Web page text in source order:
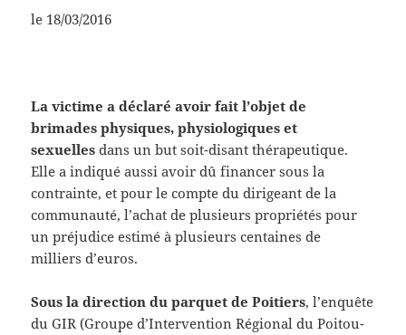
le 18/03/2016
La victime a déclaré avoir fait l’objet de
brimades physiques, physiologiques et
sexuelles dans un but soit-disant thérapeutique.
Elle a indiqué aussi avoir dû financer sous la
contrainte, et pour le compte du dirigeant de la
communauté, l’achat de plusieurs propriétés pour
un préjudice estimé à plusieurs centaines de
milliers d’euros.
Sous la direction du parquet de Poitiers, l’enquête
du GIR (Groupe d’Intervention Régional du Poitou-